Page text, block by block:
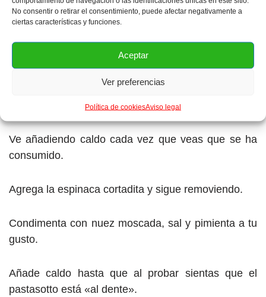
No consentir o retirar el consentimiento, puede afectar negativamente a
ciertas características y funciones.
Aceptar
Ver preferencias
Política de cookiesAviso legal
Añade el Jeréz fino o el vino blanco, el chili picante
cortadito y sigue removiendo.
Cocina a fuego medio. A partir de ahora no debes
separarte de la olla y removerás continuamente el
Ve añadiendo caldo cada vez que veas que se ha
consumido.
Agrega la espinaca cortadita y sigue removiendo.
Condimenta con nuez moscada, sal y pimienta a tu
gusto.
Añade caldo hasta que al probar sientas que el
pastasotto está «al dente».